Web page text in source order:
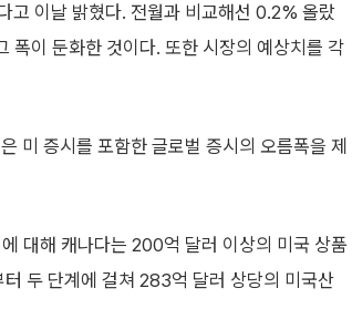
고 이날 밝혔다. 전월과 비교해선 0.2% 올랐
폭이 둔화한 것이다. 또한 시장의 예상치를 각
미 증시를 포함한 글로벌 증시의 오름폭을 제
대해 캐나다는 200억 달러 이상의 미국 상품
두 단계에 걸쳐 283억 달러 상당의 미국산